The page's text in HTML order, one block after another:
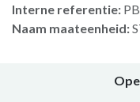
Interne referentie:
Naam maateenheid: